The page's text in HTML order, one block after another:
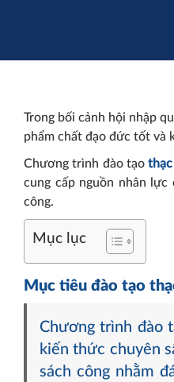
Trong bối cảnh hội nhập
phẩm chất đạo đức tốt và
Chương trình đào tạo
cung cấp nguồn nhân
công.
Mục lục
Mục tiêu đào tạo
Chương trình đào
kiến thức chuyên
sách công nhằm